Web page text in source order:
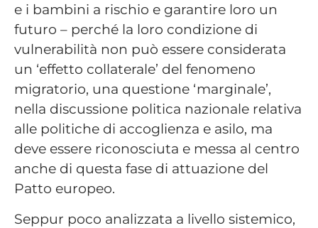
e i bambini a rischio e garantire loro un
futuro – perché la loro condizione di
vulnerabilità non può essere considerata
un ‘effetto collaterale’ del fenomeno
migratorio, una questione ‘marginale’,
nella discussione politica nazionale relativa
alle politiche di accoglienza e asilo, ma
deve essere riconosciuta e messa al centro
anche di questa fase di attuazione del
Patto europeo.
Seppur poco analizzata a livello sistemico,